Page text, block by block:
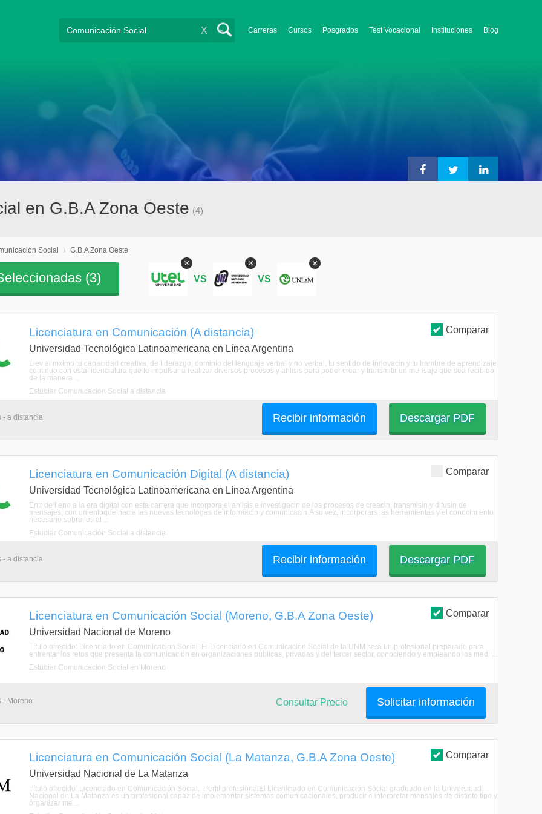
Carreras Cursos Posgrados Test Vocacional Instituciones Blog
X
en G.B.A Zona Oeste (4)
Social / G.B.A Zona Oeste
(3)
×
VS
×
VS
×
Comparar
Licenciatura en Comunicación (A distancia)
Universidad Tecnológica Latinoamericana en Línea Argentina
Llev al mximo tu capacidad creativa, de liderazgo, dominio del lenguaje verbal y no verbal, tu sentido de innovacin y tu hambre de aprendizaje
continuo con esta licenciatura que te impulsar a realizar diversos procesos y anlisis para poder crear y transmitir un mensaje que sea recibido
de la manera ...
Estudiar Comunicación Social a distancia
- a distancia Descargar PDF
Recibir información
Comparar
Licenciatura en Comunicación Digital (A distancia)
Universidad Tecnológica Latinoamericana en Línea Argentina
Entr de lleno a la era digital con esta carrera que incorpora el anlisis e investigacin de los procesos de creacin, transmisin y difusin de
mensajes, con un enfoque hacia las nuevas tecnologas de informacin y comunicacin.A su vez, incorporars las herramientas y el conocimiento
necesario sobre los al ...
Estudiar Comunicación Social a distancia
- a distancia Descargar PDF
Recibir información
Comparar
Licenciatura en Comunicación Social (Moreno, G.B.A Zona Oeste)
Universidad Nacional de Moreno
Título ofrecido: Licenciado en Comunicación Social. El Licenciado en Comunicación Social de la UNM será un profesional preparado para
enfrentar los retos que presenta la comunicación en organizaciones públicas, privadas y del tercer sector, conociendo y empleando los medi ...
Estudiar Comunicación Social en Moreno
- Moreno Solicitar información
Consultar Precio
Comparar
Licenciatura en Comunicación Social (La Matanza, G.B.A Zona Oeste)
Universidad Nacional de La Matanza
Título ofrecido: Licenciado en Comunicación Social. Perfil profesionalEl Liceniciado en Comunicación Social graduado en la Universidad
Nacional de La Matanza es un profesional capaz de implementar sistemas comunicacionales, producir e interpretar mensajes de distinto tipo y
organizar me ...